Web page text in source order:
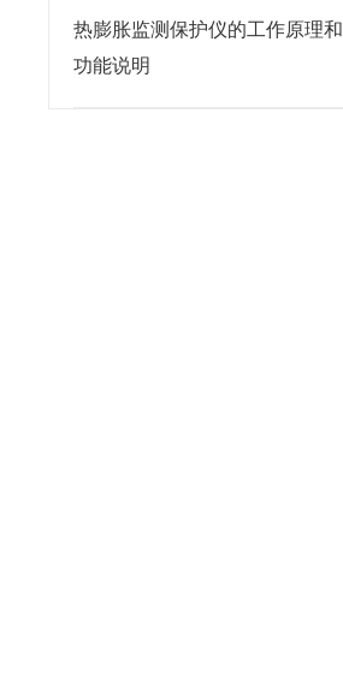
热膨胀监测保护仪的工作原理和
功能说明